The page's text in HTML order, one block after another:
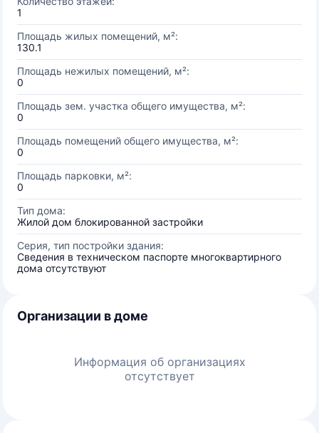
1
Площадь жилых помещений, м²:
130.1
Площадь нежилых помещений, м²:
0
Площадь зем. участка общего имущества, м²:
0
Площадь помещений общего имущества, м²:
0
Площадь парковки, м²:
0
Тип дома:
Жилой дом блокированной застройки
Серия, тип постройки здания:
Сведения в техническом паспорте многоквартирного
дома отсутствуют
Организации в доме
Информация об организациях
отсутствует